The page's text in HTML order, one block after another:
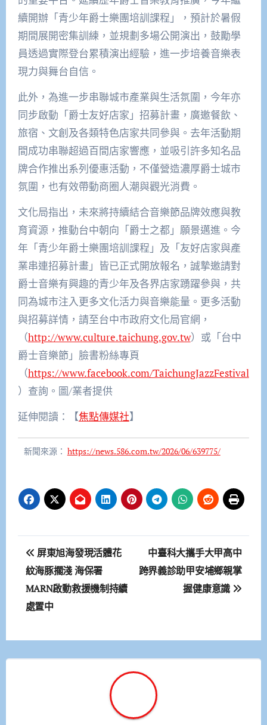
續開辦「青少年爵士樂團培訓課程」，預計於暑假
期間展開密集訓練，並規劃多場公開演出，鼓勵學
員透過實際登台累積演出經驗，進一步培養音樂表
現力與舞台自信。
此外，為進一步串聯城市產業與生活氛圍，今年亦
同步啟動「爵士友好店家」招募計畫，廣邀餐飲、
旅宿、文創及各類特色店家共同參與。去年活動期
間成功串聯超過百間店家響應，並吸引許多知名品
牌合作推出系列優惠活動，不僅營造濃厚爵士城市
氛圍，也有效帶動商圈人潮與觀光消費。
文化局指出，未來將持續結合音樂節品牌效應與教
育資源，推動台中朝向「爵士之都」願景邁進。今
年「青少年爵士樂團培訓課程」及「友好店家與產
業串連招募計畫」皆已正式開放報名，誠摯邀請對
爵士音樂有興趣的青少年及各界店家踴躍參與，共
同為城市注入更多文化活力與音樂能量。更多活動
與招募詳情，請至台中市政府文化局官網，
（http://www.culture.taichung.gov.tw）或「台中
爵士音樂節」臉書粉絲專頁
（https://www.facebook.com/TaichungJazzFestival
）查詢。圖/業者提供
延伸閱讀：【焦點傳媒社】
新聞來源： https://news.586.com.tw/2026/06/639775/
文
章
導
屏東旭海發現活體花
紋海豚擱淺 海保署
MARN啟動救援機制持續
處置中
中臺科大攜手大甲高中
跨界義診助甲安埔鄉親掌
握健康意識